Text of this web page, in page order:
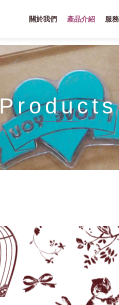
關於我們 產品介紹 服
Products